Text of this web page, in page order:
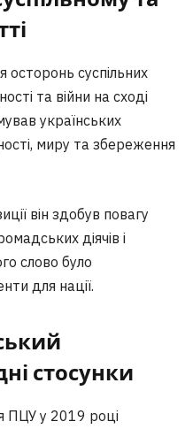
осторонь суспільних
та війни на сході
українських
миру та збереження
він здобув повагу
діячів і
слово було
для нації.
стосунки
ПЦУ у 2019 році